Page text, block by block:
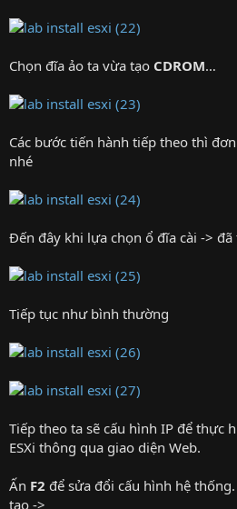
Chọn đĩa ảo ta vừa tạo CDROM…
Các bước tiến hành tiếp theo thì
nhé
Đến đây khi lựa chọn ổ đĩa cài ->
Tiếp tục như bình thường
Tiếp theo ta sẽ cấu hình IP để thực
ESXi thông qua giao diện Web.
Ấn F2 để sửa đổi cấu hình hệ
tạo ->